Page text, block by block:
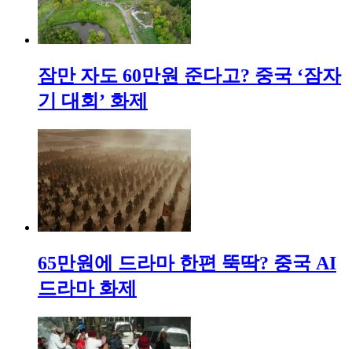
잠만 자도 60만원 준다고? 중국 ‘잠자
기 대회’ 화제
65만원에 드라마 한편 뚝딱? 중국 AI
드라마 화제